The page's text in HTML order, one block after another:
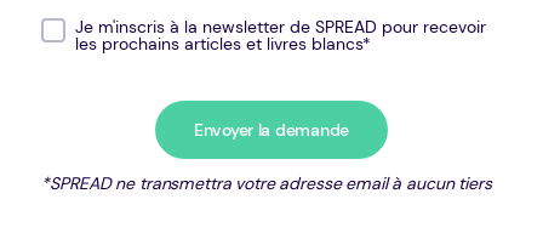
Je m'inscris à la newsletter de SPREAD pour recevoir
les prochains articles et livres blancs*
*SPREAD ne transmettra votre adresse email à aucun tiers